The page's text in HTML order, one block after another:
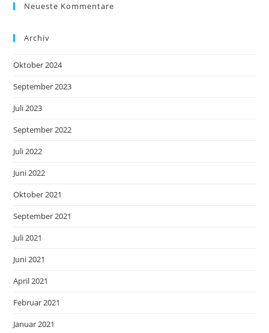
Neueste Kommentare
Archiv
Oktober 2024
September 2023
Juli 2023
September 2022
Juli 2022
Juni 2022
Oktober 2021
September 2021
Juli 2021
Juni 2021
April 2021
Februar 2021
Januar 2021